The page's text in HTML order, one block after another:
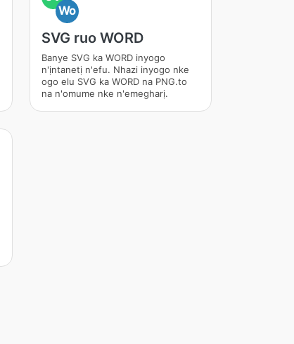
Wo
SVG ruo WORD
Banye SVG ka WORD inyogo
n'ịntanetị n'efu. Nhazi inyogo nke
ogo elu SVG ka WORD na PNG.to
na n'omume nke n'emegharị.